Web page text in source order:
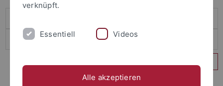
verknüpft.
Essentiell Videos
Alle akzeptieren